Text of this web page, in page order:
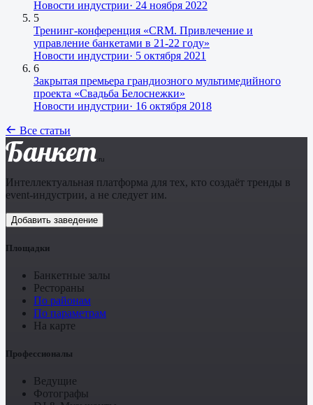
Новости индустрии· 24 ноября 2022
5
Тренинг-конференция «CRM. Привлечение и
управление банкетами в 21-22 году»
Новости индустрии· 5 октября 2021
6
Закрытая премьера грандиозного мультимедийного
проекта «Свадьба Белоснежки»
Новости индустрии· 16 октября 2018
Все статьи
Банкет .ru
Интеллектуальная платформа для тех, кто создаёт тренды в
event-индустрии, а не следует им.
Добавить заведение
Площадки
Банкетные залы
Рестораны
По районам
По параметрам
На карте
Профессионалы
Ведущие
Фотографы